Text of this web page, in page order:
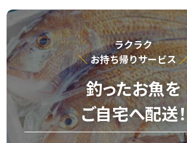
ラクラク
お持ち帰りサービス
釣ったお魚を
ご自宅へ配送！